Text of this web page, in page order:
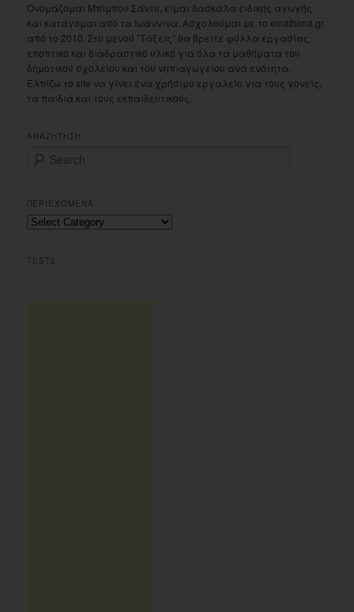
Ονομάζομαι Μπίμπου Σάντυ, είμαι δασκάλα ειδικής αγωγής
και κατάγομαι από τα Ιωάννινα. Ασχολούμαι με το emathima.gr
από το 2010. Στο μενού "Τάξεις" θα βρείτε φύλλα εργασίας,
εποπτικό και διαδραστικό υλικό για όλα τα μαθήματα του
δημοτικού σχολείου και του νηπιαγωγείου ανά ενότητα.
Ελπίζω το site να γίνει ένα χρήσιμο εργαλείο για τους γονείς,
τα παιδιά και τους εκπαιδευτικούς.
ΑΝΑΖΗΤΗΣΗ
r
c
h
ΠΕΡΙΕΧΟΜΕΝΑ
Περιεχομενα
TEST2